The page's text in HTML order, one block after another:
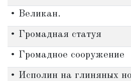
• Великан.
• Громадная статуя
• Громадное сооружение
• Исполин на глиняных